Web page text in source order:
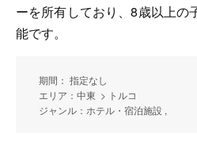
ーを所有しており、8歳以上の
能です。
期間： 指定なし
エリア：中東 > トルコ
ジャンル：ホテル・宿泊施設 ,